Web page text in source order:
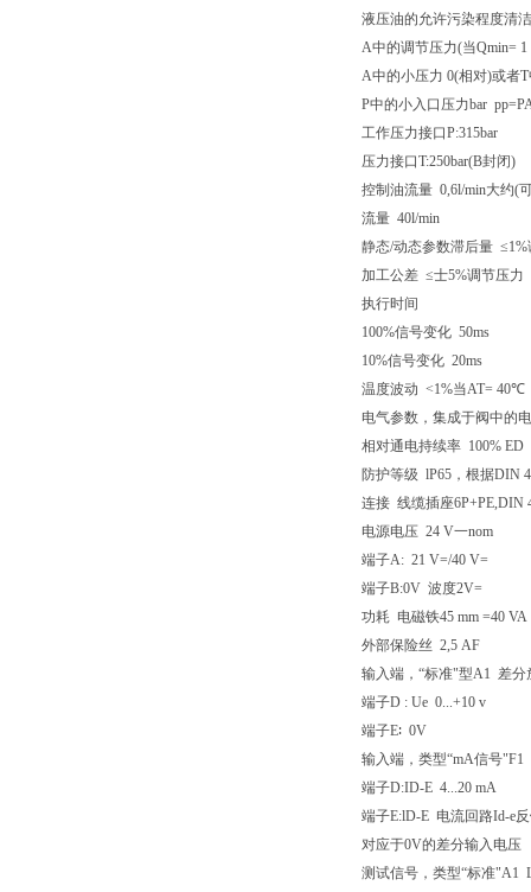
液压油的允许污染程度清
A中的调节压力(当Qmin=
A中的小压力 0(相对)或者T
Р中的小入口压力bar
工作压力接口P:315bar
压力接口T:250bar(B封闭)
控制油流量 0,6l/min大约(
流量 40l/min
静态/动态参数滞后量 ≤1%
加工公差 ≤士5%调节压力
执行时间
100%信号变化 50ms
10%信号变化 20ms
温度波动 <1%当AT= 40℃
电气参数，集成于阀中的
相对通电持续率 100% ED
防护等级 lP65，根据DIN
连接 线缆插座6P+PE,DIN
电源电压 24 V一nom
端子A: 21 V=/40 V=
端子B:0V 波度2V=
功耗 电磁铁45 mm =40 VA
外部保险丝 2,5 AF
输入端，“标准"型A1 差分
端子D : Ue 0...+10 v
端子E∶ 0V
输入端，类型“mA信号"F1
端子D:ID-E 4...20 mA
端子E:lD-E 电流回路Id-e
对应于0V的差分输入电
测试信号，类型“标准"A1